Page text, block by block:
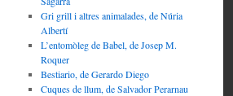
Gri grill i altres animalades, de Núria
Albertí
L’entomòleg de Babel, de Josep M.
Roquer
Bestiario, de Gerardo Diego
Cuques de llum, de Salvador Perarnau